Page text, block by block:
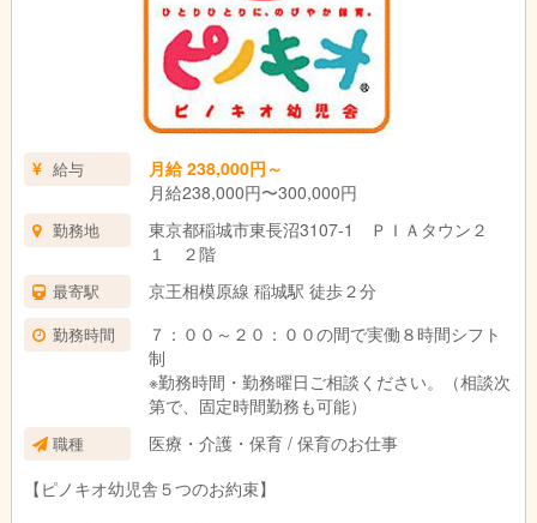
給与
月給 238,000円～
月給238,000円〜300,000円
勤務地
東京都稲城市東長沼3107-1 ＰＩＡタウン２
１ ２階
最寄駅 京王相模原線 稲城駅 徒歩２分
勤務時間
７：００～２０：００の間で実働８時間シフト
制
※勤務時間・勤務曜日ご相談ください。（相談次
第で、固定時間勤務も可能）
職種
医療・介護・保育 / 保育のお仕事
【ピノキオ幼児舎５つのお約束】